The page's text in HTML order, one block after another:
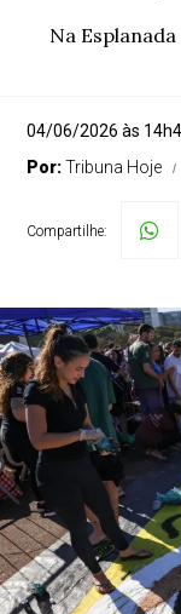
Na
04/06/2026 às
Por:Tribuna Hoje
Compartilhe: